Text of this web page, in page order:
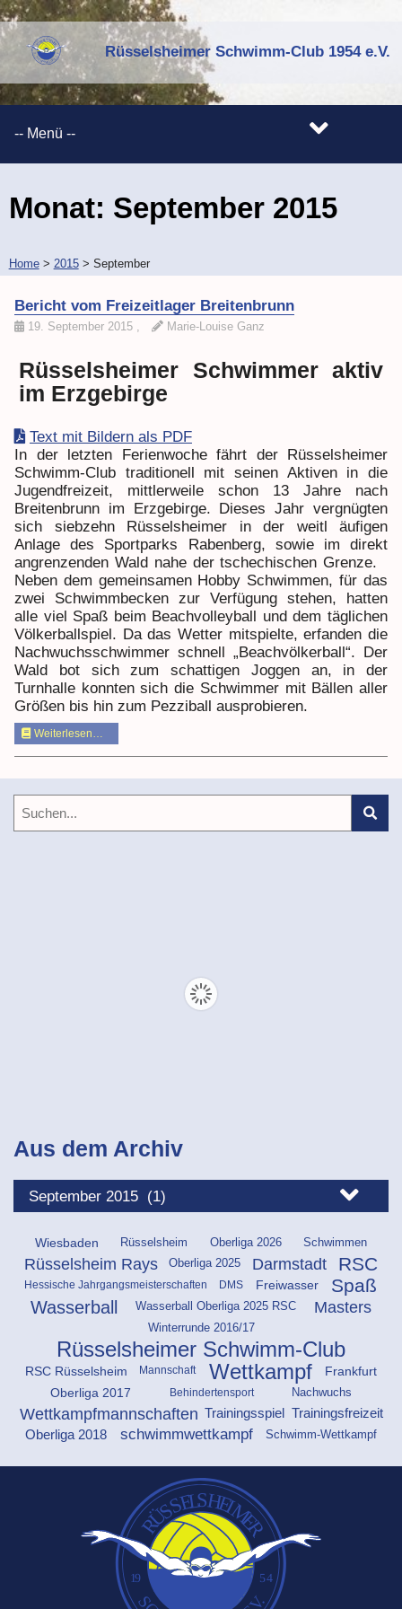
Rüsselsheimer Schwimm-Club 1954 e.V.
Monat: September 2015
Home> 2015> September
Bericht vom Freizeitlager Breitenbrunn
19. September 2015 , Marie-Louise Ganz
Rüsselsheimer Schwimmer aktiv
im Erzgebirge
Text mit Bildern als PDF
In der letzten Ferienwoche fährt der Rüsselsheimer
Schwimm-Club traditionell mit seinen Aktiven in die
Jugendfreizeit, mittlerweile schon 13 Jahre nach
Breitenbrunn im Erzgebirge. Dieses Jahr vergnügten
sich siebzehn Rüsselsheimer in der weitl äufigen
Anlage des Sportparks Rabenberg, sowie im direkt
angrenzenden Wald nahe der tschechischen Grenze.
Neben dem gemeinsamen Hobby Schwimmen, für das
zwei Schwimmbecken zur Verfügung stehen, hatten
alle viel Spaß beim Beachvolleyball und dem täglichen
Völkerballspiel. Da das Wetter mitspielte, erfanden die
Nachwuchsschwimmer schnell „Beachvölkerball“. Der
Wald bot sich zum schattigen Joggen an, in der
Turnhalle konnten sich die Schwimmer mit Bällen aller
Größen bis hin zum Pezziball ausprobieren.
Weiterlesen…
Aus dem Archiv
Wiesbaden Rüsselsheim Oberliga 2026 Schwimmen
Rüsselsheim Rays Oberliga 2025 Darmstadt RSC
Hessische Jahrgangsmeisterschaften DMS Freiwasser Spaß
Wasserball Wasserball Oberliga 2025 RSC Masters
Winterrunde 2016/17
Rüsselsheimer Schwimm-Club
RSC Rüsselsheim Mannschaft Wettkampf
Frankfurt
Oberliga 2017
Behindertensport Nachwuchs
Wettkampfmannschaften Trainingsspiel
Trainingsfreizeit
Oberliga 2018
schwimmwettkampf Schwimm-Wettkampf